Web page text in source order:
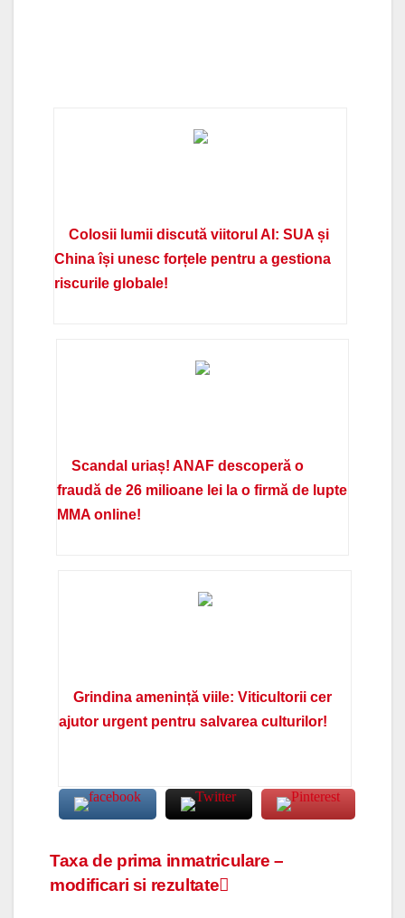
Colosii lumii discută viitorul AI: SUA și
China își unesc forțele pentru a gestiona
riscurile globale!
Scandal uriaș! ANAF descoperă o
fraudă de 26 milioane lei la o firmă de lupte
MMA online!
Grindina amenință viile: Viticultorii cer
ajutor urgent pentru salvarea culturilor!
Navigare
Taxa de prima inmatriculare –
modificari si rezultate